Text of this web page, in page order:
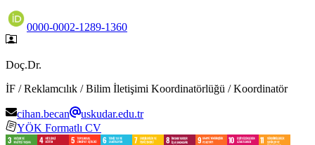
0000-0002-1289-1360
Doç.Dr.
İF / Reklamcılık / Bilim İletişimi Koordinatörlüğü / Koordinatör
cihan.becan
uskudar.edu.tr
YÖK Formatlı CV